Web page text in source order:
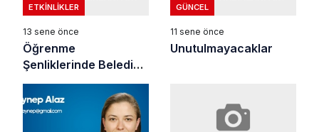
ETKINLIKLER
13 sene önce
Öğrenme
Şenliklerinde Belediye
Zafiyeti
GÜNCEL
11 sene önce
Unutulmayacaklar